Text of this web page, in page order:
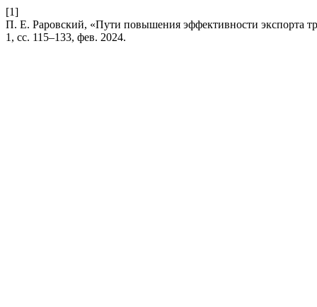
[1]
П. Е. Раровский, «Пути повышения эффективности экспорта
1, сс. 115–133, фев. 2024.